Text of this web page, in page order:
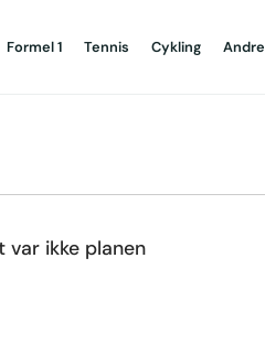
Formel 1 Tennis Cykling Andre
var ikke planen